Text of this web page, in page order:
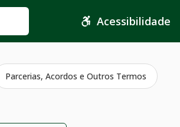
Acessibilidade
Parcerias, Acordos e Outros Termos